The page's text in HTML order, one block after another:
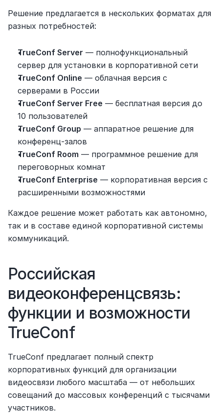
Решение предлагается в нескольких форматах для
разных потребностей:
TrueConf Server — полнофункциональный
сервер для установки в корпоративной сети
TrueConf Online — облачная версия с
серверами в России
TrueConf Server Free — бесплатная версия до
10 пользователей
TrueConf Group — аппаратное решение для
конференц-залов
TrueConf Room — программное решение для
переговорных комнат
TrueConf Enterprise — корпоративная версия с
расширенными возможностями
Каждое решение может работать как автономно,
так и в составе единой корпоративной системы
коммуникаций.
Российская
видеоконференцсвязь:
функции и возможности
TrueConf
TrueConf предлагает полный спектр
корпоративных функций для организации
видеосвязи любого масштаба — от небольших
совещаний до массовых конференций с тысячами
участников.